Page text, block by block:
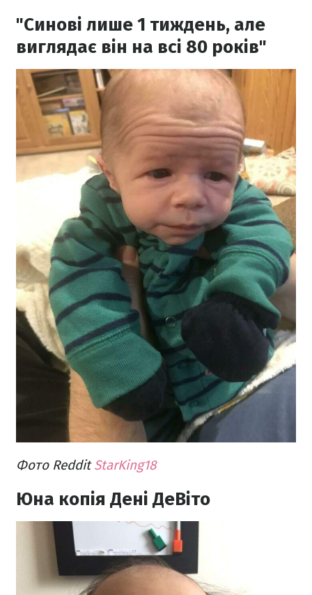
"Синові лише 1 тиждень, але
виглядає він на всі 80 років"
Фото RedditStarKing18
Юна копія Дені ДеВіто